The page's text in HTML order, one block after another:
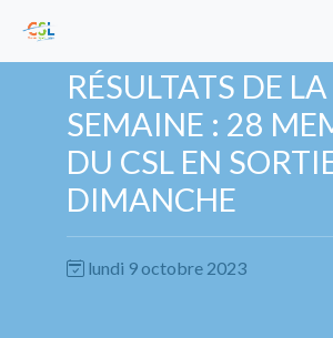
RÉSULTATS DE LA
SEMAINE : 28
DU CSL EN
DIMANCHE
lundi 9 octobre 2023